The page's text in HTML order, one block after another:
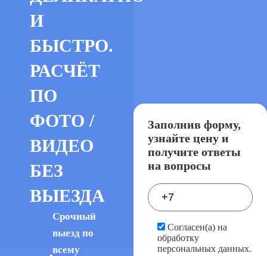
И
БЫСТРО.
РАСЧЁТ
ПО
ФОТО /
ВИДЕО
БЕЗ
ВЫЕЗДА
Срочный
выезд по
всему
Заполнив форму,
узнайте цену и
получите ответы
на вопросы
Согласен(а) на
обработку
персональных данных.